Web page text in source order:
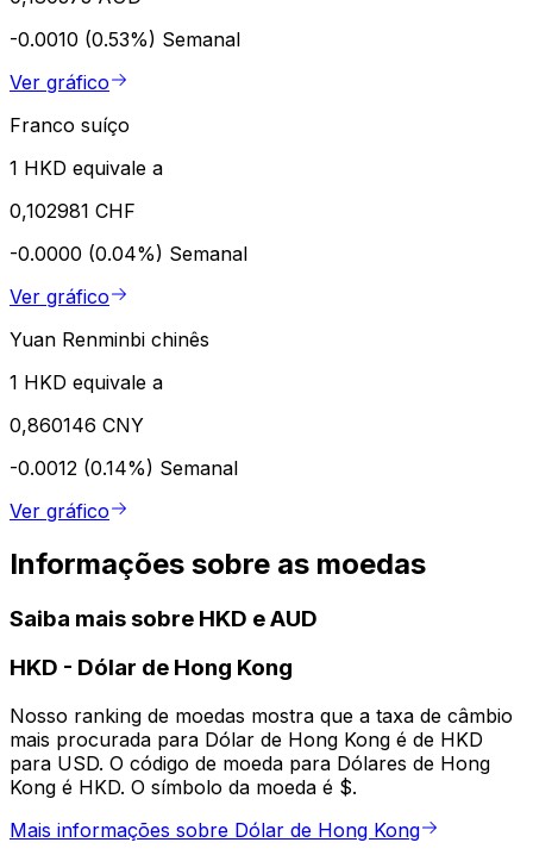
-0.0010 (0.53%) Semanal
Ver gráfico
Franco suíço
1 HKD equivale a
0,102981 CHF
-0.0000 (0.04%) Semanal
Ver gráfico
Yuan Renminbi chinês
1 HKD equivale a
0,860146 CNY
-0.0012 (0.14%) Semanal
Ver gráfico
Informações sobre as moedas
Saiba mais sobre HKD e AUD
HKD - Dólar de Hong Kong
Nosso ranking de moedas mostra que a taxa de câmbio
mais procurada para Dólar de Hong Kong é de HKD
para USD. O código de moeda para Dólares de Hong
Kong é HKD. O símbolo da moeda é $.
Mais informações sobre Dólar de Hong Kong